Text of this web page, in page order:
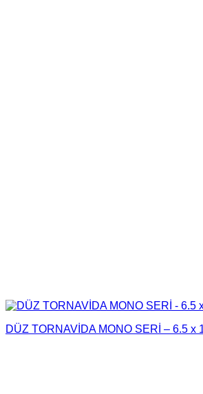
DÜZ TORNAVİDA MONO SERİ – 6.5 x